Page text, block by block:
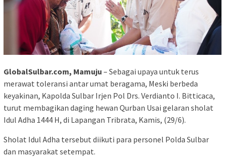
GlobalSulbar.com, Mamuju – Sebagai upaya untuk terus
merawat toleransi antar umat beragama, Meski berbeda
keyakinan, Kapolda Sulbar Irjen Pol Drs. Verdianto I. Bitticaca,
turut membagikan daging hewan Qurban Usai gelaran sholat
Idul Adha 1444 H, di Lapangan Tribrata, Kamis, (29/6).
Sholat Idul Adha tersebut diikuti para personel Polda Sulbar
dan masyarakat setempat.